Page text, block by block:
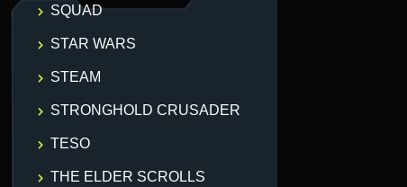
SQUAD
STAR WARS
STEAM
STRONGHOLD CRUSADER
TESO
THE ELDER SCROLLS